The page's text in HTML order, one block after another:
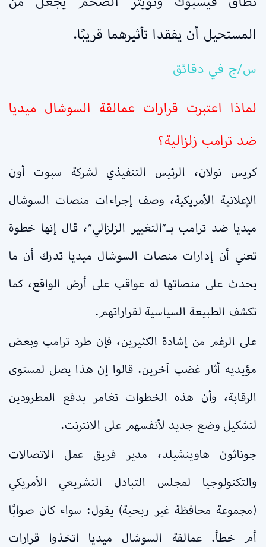
المستحيل أن يفقدا تأثيرهما قريبًا.
س/ج في دقائق
لماذا اعتبرت قرارات عمالقة السوشال ميديا
ضد ترامب زلزالية؟
كريس نولان، الرئيس التنفيذي لشركة سبوت أون
الإعلانية الأمريكية، وصف إجراءات منصات السوشال
ميديا ضد ترامب بـ”التغيير الزلزالي”، قال إنها خطوة
تعني أن إدارات منصات السوشال ميديا تدرك أن ما
يحدث على منصاتها له عواقب على أرض الواقع، كما
تكشف الطبيعة السياسية لقراراتهم.
على الرغم من إشادة الكثيرين، فإن طرد ترامب وبعض
مؤيديه أثار غضب آخرين. قالوا إن هذا يصل لمستوى
الرقابة، وأن هذه الخطوات تغامر بدفع المطرودين
لتشكيل وضع جديد لأنفسهم على الانترنت.
جوناثون هاوينشيلد، مدير فريق عمل الاتصالات
والتكنولوجيا لمجلس التبادل التشريعي الأمريكي
(مجموعة محافظة غير ربحية) يقول: سواء كان صوابًا
أم خطأ. عمالقة السوشال ميديا اتخذوا قرارات